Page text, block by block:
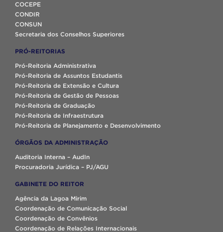
COCEPE
CONDIR
CONSUN
Secretaria dos Conselhos Superiores
PRÓ-REITORIAS
Pró-Reitoria Administrativa
Pró-Reitoria de Assuntos Estudantis
Pró-Reitoria de Extensão e Cultura
Pró-Reitoria de Gestão de Pessoas
Pró-Reitoria de Graduação
Pró-Reitoria de Infraestrutura
Pró-Reitoria de Planejamento e Desenvolvimento
ÓRGÃOS DA ADMINISTRAÇÃO
Auditoria Interna – AudIn
Procuradoria Jurídica – PJ/AGU
GABINETE DO REITOR
Agência da Lagoa Mirim
Coordenação de Comunicação Social
Coordenação de Convênios
Coordenação de Relações Internacionais